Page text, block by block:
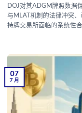
DOJ对其ADGM牌照数据
与MLAT机制的法律冲突
持牌交易所面临的系统性合
07
7 月